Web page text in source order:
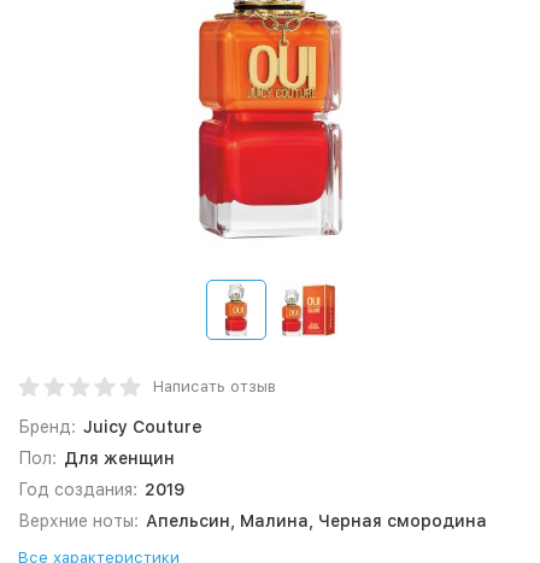
Написать отзыв
Бренд: Juicy Couture
Пол: Для женщин
Год создания: 2019
Верхние ноты: Апельсин, Малина, Черная смородина
Все характеристики